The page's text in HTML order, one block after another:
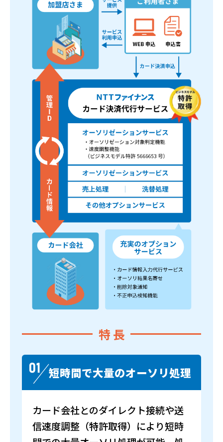
特 長
短時間で大量のオーソリ処理
カード会社とのダイレクト接続や送
信速度調整（特許取得）により短時